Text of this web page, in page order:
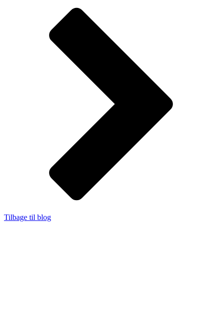
Tilbage til blog